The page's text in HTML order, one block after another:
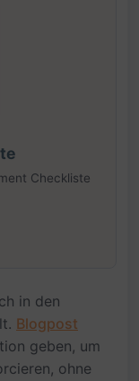
Checkliste
in den
Blogpost
geben, um
ohne